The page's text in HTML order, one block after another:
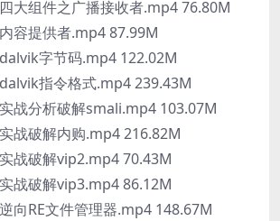
大组件之广播接收者.mp4 76.80M
容提供者.mp4 87.99M
字节码.mp4 122.02M
指令格式.mp4 239.43M
战分析破解smali.mp4 103.07M
战破解内购.mp4 216.82M
战破解vip2.mp4 70.43M
战破解vip3.mp4 86.12M
向RE文件管理器.mp4 148.67M